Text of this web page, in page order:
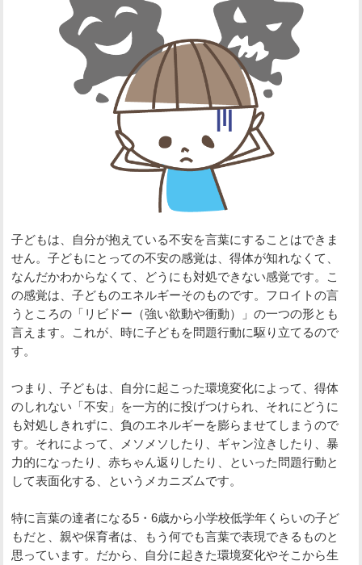
子どもは、自分が抱えている不安を言葉にすることはできま
せん。子どもにとっての不安の感覚は、得体が知れなくて、
なんだかわからなくて、どうにも対処できない感覚です。こ
の感覚は、子どものエネルギーそのものです。フロイトの言
うところの「リビドー（強い欲動や衝動）」の一つの形とも
言えます。これが、時に子どもを問題行動に駆り立てるので
す。
つまり、子どもは、自分に起こった環境変化によって、得体
のしれない「不安」を一方的に投げつけられ、それにどうに
も対処しきれずに、負のエネルギーを膨らませてしまうので
す。それによって、メソメソしたり、ギャン泣きしたり、暴
力的になったり、赤ちゃん返りしたり、といった問題行動と
して表面化する、というメカニズムです。
特に言葉の達者になる5・6歳から小学校低学年くらいの子ど
もだと、親や保育者は、もう何でも言葉で表現できるものと
思っています。だから、自分に起きた環境変化やそこから生